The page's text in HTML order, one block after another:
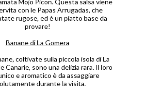
Mojo Picon. Questa salsa viene
con le Papas Arrugadas, che
rugose, ed è un piatto base da
provare!
Banane di La Gomera
coltivate sulla piccola isola di La
Canarie, sono una delizia rara. Il loro
e aromatico è da assaggiare
durante la visita.